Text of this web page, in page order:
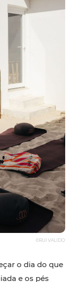
©RUI VALIDO
o dia do que
e os pés